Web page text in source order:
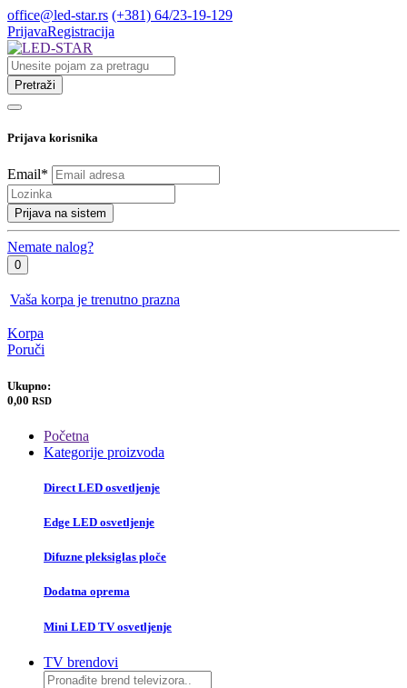
office@led-star.rs (+381) 64/23-19-129
PrijavaRegistracija
Pretraži
Prijava korisnika
Email*
Prijava na sistem
Nemate nalog?
0
Vaša korpa je trenutno prazna
Korpa
Poruči
Ukupno:
0,00 RSD
Početna
Kategorije proizvoda
Direct LED osvetljenje
Edge LED osvetljenje
Difuzne pleksiglas ploče
Dodatna oprema
Mini LED TV osvetljenje
TV brendovi